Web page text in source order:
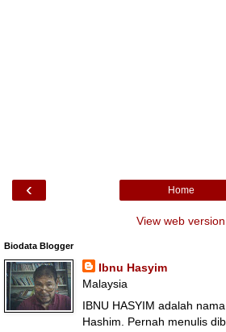
‹ Home
View web version
Biodata Blogger
Ibnu Hasyim
Malaysia
IBNU HASYIM adalah
Hashim. Pernah menulis